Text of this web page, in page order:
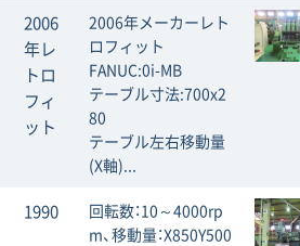
2006
年レ
トロ
フィ
ット
2006年メーカーレト
ロフィット
FANUC:0i-MB
テーブル寸法:700x2
80
テーブル左右移動量
(X軸)...
1990
回転数：10～4000rp
m、移動量：X850Y500